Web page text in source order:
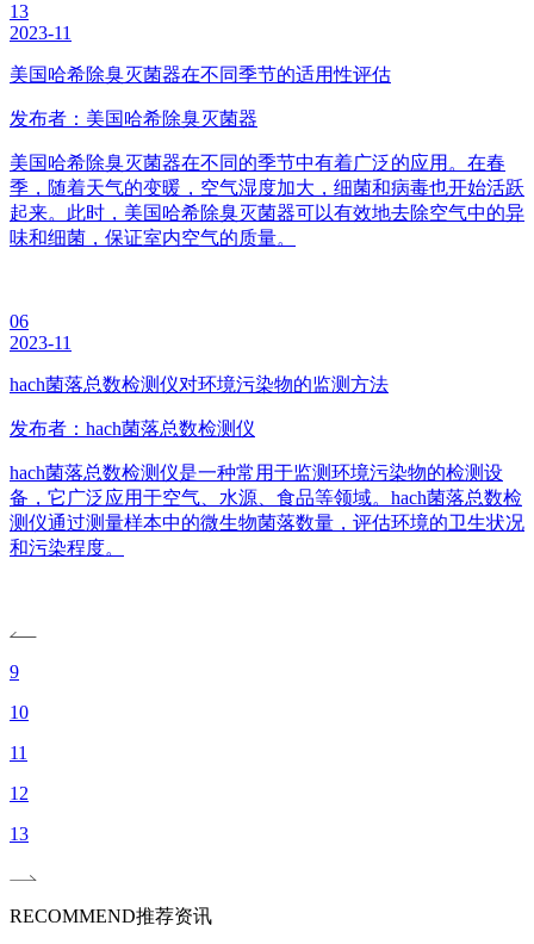
13
2023-11
美国哈希除臭灭菌器在不同季节的适用性评估
发布者：美国哈希除臭灭菌器
美国哈希除臭灭菌器在不同的季节中有着广泛的应用。在春
季，随着天气的变暖，空气湿度加大，细菌和病毒也开始活跃
起来。此时，美国哈希除臭灭菌器可以有效地去除空气中的异
味和细菌，保证室内空气的质量。
06
2023-11
hach菌落总数检测仪对环境污染物的监测方法
发布者：hach菌落总数检测仪
hach菌落总数检测仪是一种常用于监测环境污染物的检测设
备，它广泛应用于空气、水源、食品等领域。hach菌落总数检
测仪通过测量样本中的微生物菌落数量，评估环境的卫生状况
和污染程度。
9
10
11
12
13
RECOMMEND推荐资讯